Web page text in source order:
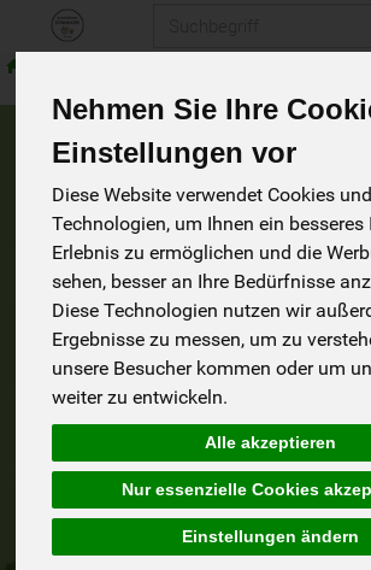
Nehmen Sie Ihre
Einstellungen vor
Diese Website verwendet Cookies
Technologien, um Ihnen ein besseres
Erlebnis zu ermöglichen und die
sehen, besser an Ihre Bedürfnisse
Diese Technologien nutzen wir
Ergebnisse zu messen, um zu
unsere Besucher kommen oder um
weiter zu entwickeln.
Alle akzeptieren
Nur essenzielle Cookies
Einstellungen ändern
Veggie-
1 von 1241
9
Hersteller Allergene